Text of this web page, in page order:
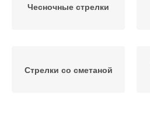
Чесночные стрелки
Стрелки со сметаной